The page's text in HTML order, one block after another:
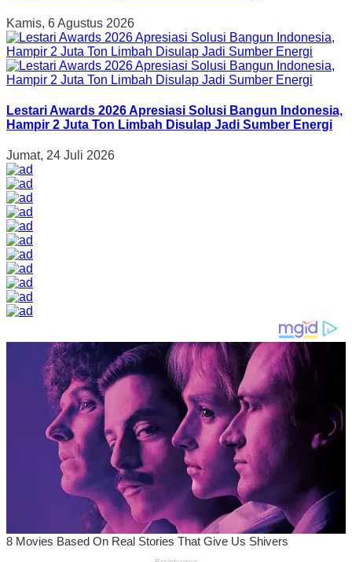
Kamis, 6 Agustus 2026
Lestari Awards 2026 Apresiasi Solusi Bangun Indonesia,
Hampir 2 Juta Ton Limbah Disulap Jadi Sumber Energi
Jumat, 24 Juli 2026